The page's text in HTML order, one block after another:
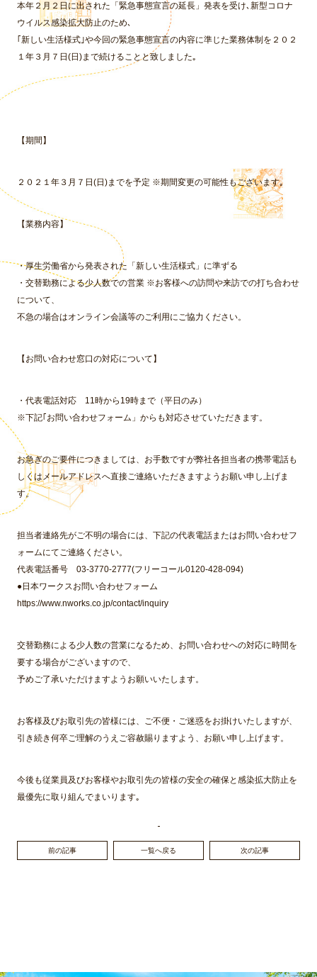
本年２月２日に出された「緊急事態宣言の延長」発表を受け､新型コロナ
ウイルス感染拡大防止のため､
｢新しい生活様式｣や今回の緊急事態宣言の内容に準じた業務体制を２０２
１年３月７日(日)まで続けることと致しました｡
【期間】
２０２１年３月７日(日)までを予定 ※期間変更の可能性もございます｡
【業務内容】
・厚生労働省から発表された「新しい生活様式」に準ずる
・交替勤務による少人数での営業 ※お客様への訪問や来訪での打ち合わせ
について、
不急の場合はオンライン会議等のご利用にご協力ください。
【お問い合わせ窓口の対応について】
・代表電話対応 11時から19時まで（平日のみ）
※下記｢お問い合わせフォーム」からも対応させていただきます。
お急ぎのご要件につきましては、お手数ですが弊社各担当者の携帯電話も
しくはメールアドレスへ直接ご連絡いただきますようお願い申し上げま
す。
担当者連絡先がご不明の場合には、下記の代表電話またはお問い合わせフ
ォームにてご連絡ください。
代表電話番号 03-3770-2777(フリーコール0120-428-094)
●日本ワークスお問い合わせフォーム
https://www.nworks.co.jp/contact/inquiry
交替勤務による少人数の営業になるため、お問い合わせへの対応に時間を
要する場合がございますので、
予めご了承いただけますようお願いいたします。
お客様及びお取引先の皆様には、ご不便・ご迷惑をお掛けいたしますが、
引き続き何卒ご理解のうえご容赦賜りますよう、お願い申し上げます。
今後も従業員及びお客様やお取引先の皆様の安全の確保と感染拡大防止を
最優先に取り組んでまいります｡
前の記事 一覧へ戻る 次の記事